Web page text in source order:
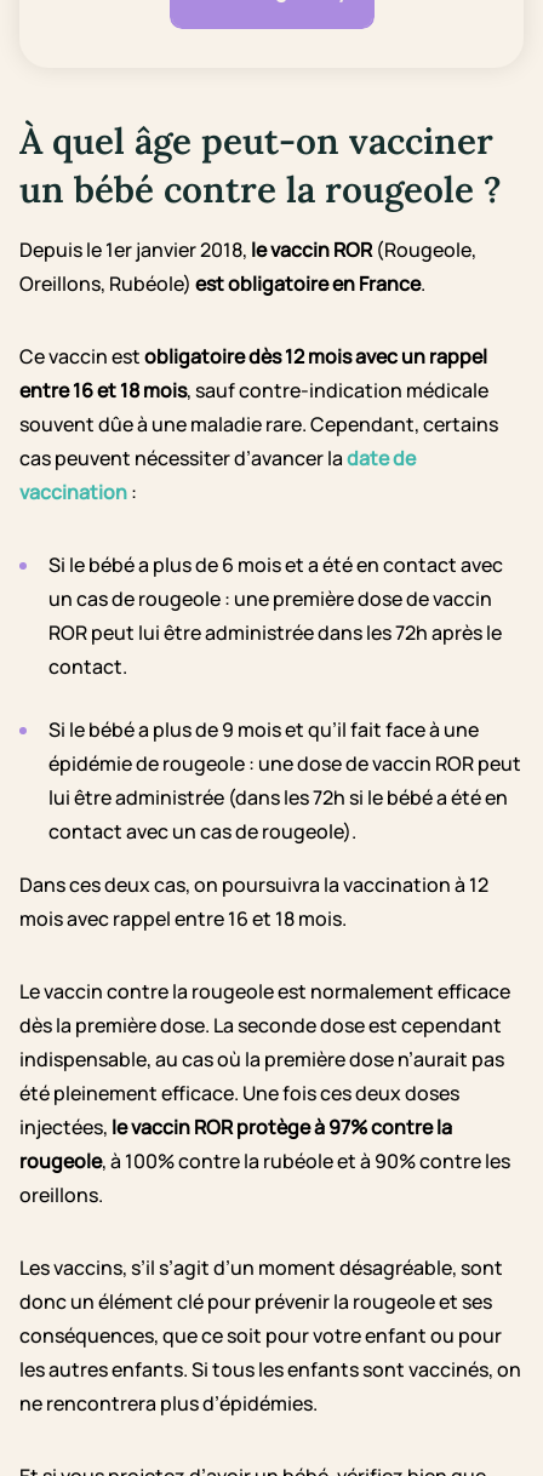
À quel âge peut-on vacciner
un bébé contre la rougeole ?
Depuis le 1er janvier 2018, le vaccin ROR(Rougeole,
Oreillons, Rubéole) est obligatoire en France.
Ce vaccin estobligatoire dès 12 mois avec un rappel
entre 16 et 18 mois, sauf contre-indication médicale
souvent dûe à une maladie rare. Cependant, certains
cas peuvent nécessiter d’avancer ladate de
vaccination:
Si le bébé a plus de 6 mois et a été en contact avec
un cas de rougeole : une première dose de vaccin
ROR peut lui être administrée dans les 72h après le
contact.
Si le bébé a plus de 9 mois et qu’il fait face à une
épidémie de rougeole : une dose de vaccin ROR peut
lui être administrée (dans les 72h si le bébé a été en
contact avec un cas de rougeole).
Dans ces deux cas, on poursuivra la vaccination à 12
mois avec rappel entre 16 et 18 mois.
Le vaccin contre la rougeole est normalement efficace
dès la première dose. La seconde dose est cependant
indispensable, au cas où la première dose n’aurait pas
été pleinement efficace. Une fois ces deux doses
injectées, le vaccin ROR protège à 97% contre la
rougeole, à 100% contre la rubéole et à 90% contre les
oreillons.
Les vaccins, s’il s’agit d’un moment désagréable, sont
donc un élément clé pour prévenir la rougeole et ses
conséquences, que ce soit pour votre enfant ou pour
les autres enfants. Si tous les enfants sont vaccinés, on
ne rencontrera plus d’épidémies.